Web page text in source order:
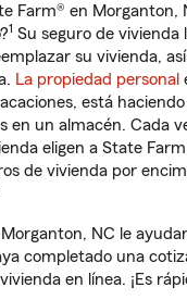
Farm® en Morganton,
1 Su seguro de vivienda
su vivienda,
La propiedad personal
está
en un almacén. Cada
eligen a State
de vivienda por
NC le
completado una
en línea. ¡Es